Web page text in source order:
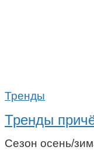
Тренды
Тренды
Сезон осень/